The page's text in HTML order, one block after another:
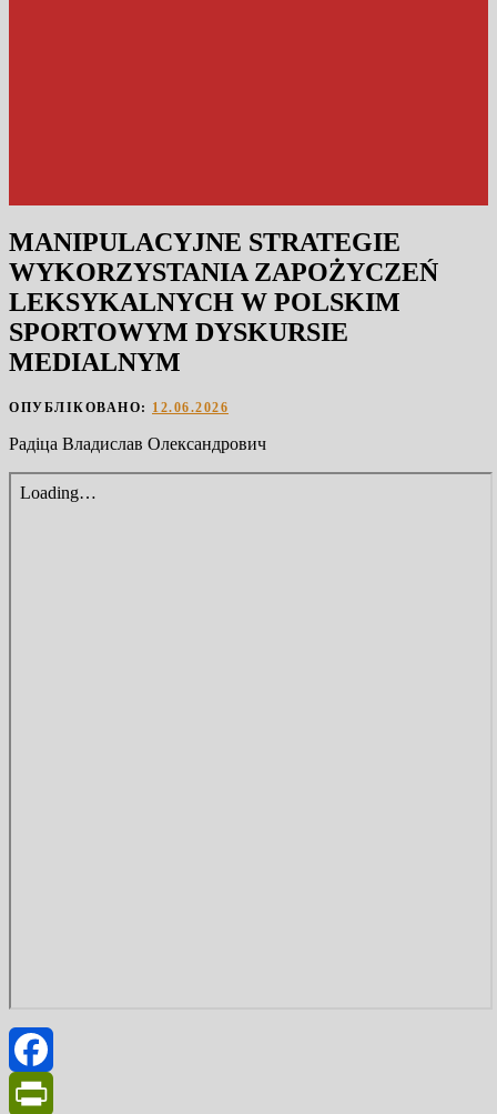
MANIPULACYJNE STRATEGIE
WYKORZYSTANIA ZAPOŻYCZEŃ
LEKSYKALNYCH W POLSKIM
SPORTOWYM DYSKURSIE
MEDIALNYM
ОПУБЛІКОВАНО: 12.06.2026
Радіца Владислав Олександрович
Facebook